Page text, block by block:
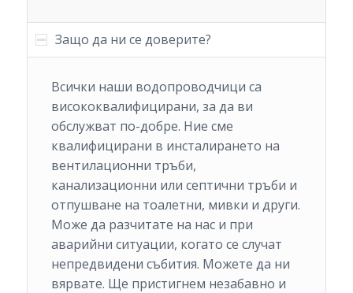
Защо да ни се доверите?
Всички наши водопроводчици са
висококвалифицирани, за да ви
обслужват по-добре. Ние сме
квалифицирани в инсталирането на
вентилационни тръби,
канализационни или септични тръби и
отпушване на тоалетни, мивки и други.
Може да разчитате на нас и при
аварийни ситуации, когато се случат
непредвидени събития. Можете да ни
вярвате. Ще пристигнем незабавно и